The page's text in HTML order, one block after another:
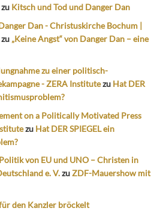
zu Kitsch und Tod und Danger Dan
Dan - Christuskirche Bochum |
zu „Keine Angst“ von Danger Dan – eine
zu einer politisch-
- ZERA Institutezu Hat DER
on a Politically Motivated Press
zu Hat DER SPIEGEL ein
von EU und UNO – Christen in
e. V.zuZDF-Mauershow mit
den Kanzler bröckelt